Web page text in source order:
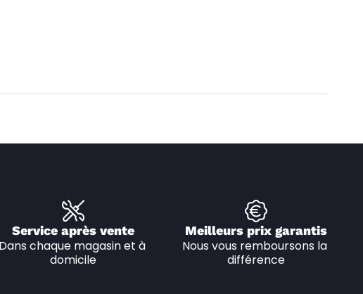
Service après vente
Dans chaque magasin et à
domicile
Meilleurs prix garantis
Nous vous remboursons la
différence